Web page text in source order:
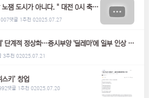
노잼 도시가 아니다. " 대전 0시 축
댓글 1추천 02025.07.27
' 단계적 정상화…증시부양 '딜레마'에 일부 인상 검
3추천 02025.07.21
스키’ 창업
댓글 1추천 02025.07.20